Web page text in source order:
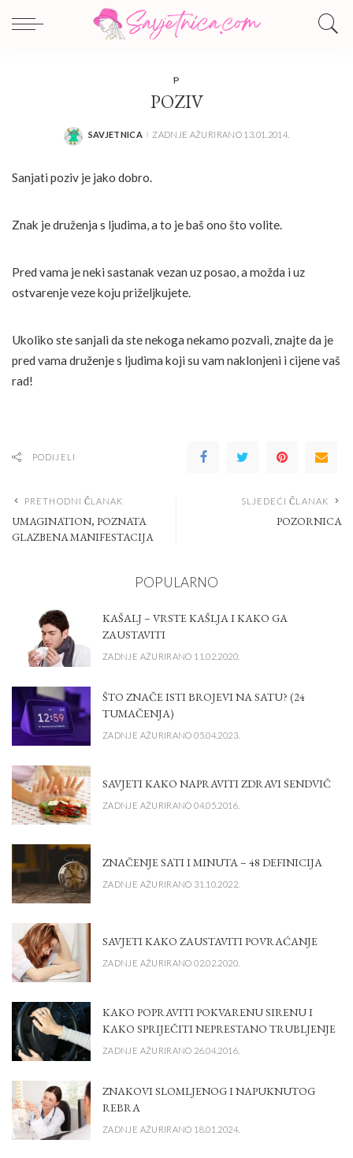
P
POZIV
POSTED
SAVJETNICA ZADNJE AŽURIRANO 13.01.2014.
Sanjati poziv je jako dobro.
Znak je druženja s ljudima, a to je baš ono što volite.
Pred vama je neki sastanak vezan uz posao, a možda i uz
ostvarenje veze koju priželjkujete.
Ukoliko ste sanjali da ste nekoga nekamo pozvali, znajte da je
pred vama druženje s ljudima koji su vam naklonjeni i cijene vaš
rad!
PODIJELI
PRETHODNI ČLANAK
UMAGINATION, POZNATA
GLAZBENA MANIFESTACIJA
SLJEDEĆI ČLANAK
POZORNICA
POPULARNO
KAŠALJ – VRSTE KAŠLJA I KAKO GA
ZAUSTAVITI
ZADNJE AŽURIRANO 11.02.2020.
ŠTO ZNAČE ISTI BROJEVI NA SATU? (24
TUMAČENJA)
ZADNJE AŽURIRANO 05.04.2023.
SAVJETI KAKO NAPRAVITI ZDRAVI SENDVIČ
ZADNJE AŽURIRANO 04.05.2016.
ZNAČENJE SATI I MINUTA – 48 DEFINICIJA
ZADNJE AŽURIRANO 31.10.2022.
SAVJETI KAKO ZAUSTAVITI POVRAĆANJE
ZADNJE AŽURIRANO 02.02.2020.
KAKO POPRAVITI POKVARENU SIRENU I
KAKO SPRIJEČITI NEPRESTANO TRUBLJENJE
ZADNJE AŽURIRANO 26.04.2016.
ZNAKOVI SLOMLJENOG I NAPUKNUTOG
REBRA
ZADNJE AŽURIRANO 18.01.2024.